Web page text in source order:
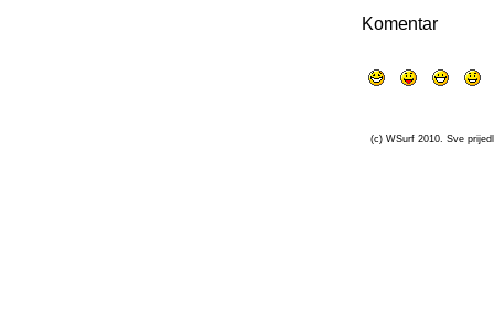
Komentar
(c) WSurf 2010. Sve